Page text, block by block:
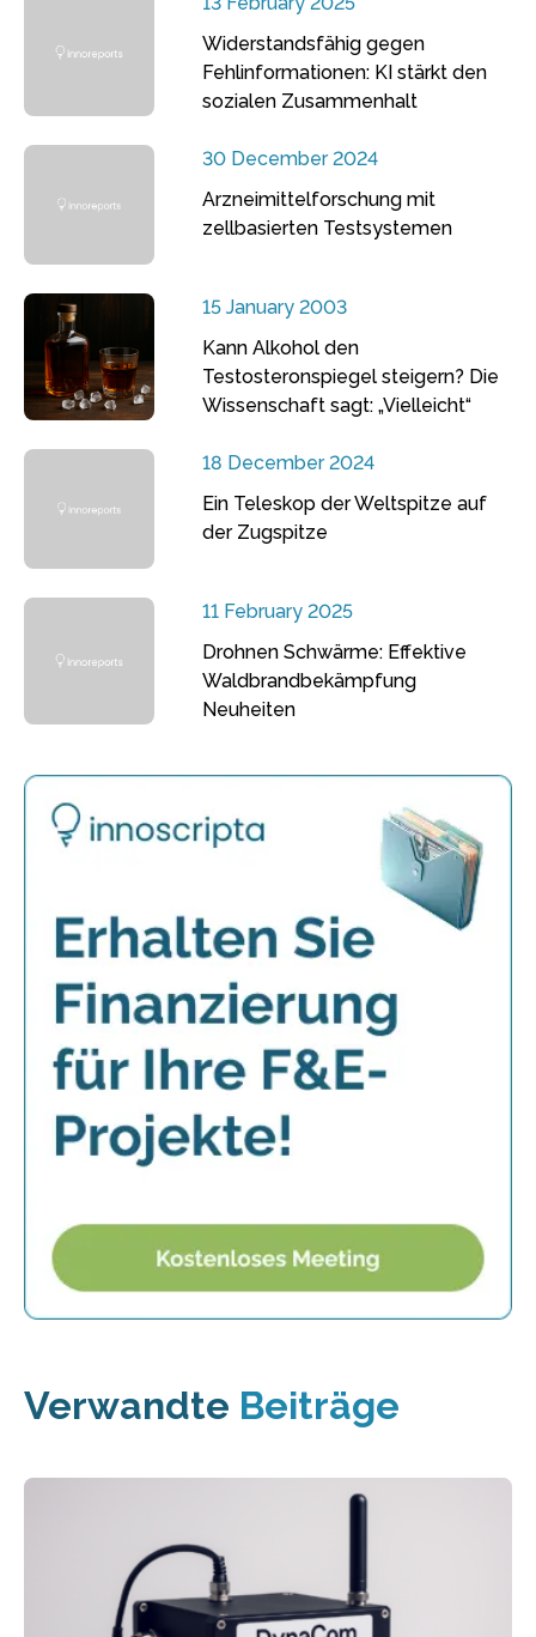
Widerstandsfähig gegen
Fehlinformationen: KI stärkt den
sozialen Zusammenhalt
30 December 2024
Arzneimittelforschung mit
zellbasierten Testsystemen
15 January 2003
Kann Alkohol den
Testosteronspiegel steigern? Die
Wissenschaft sagt: „Vielleicht“
18 December 2024
Ein Teleskop der Weltspitze auf
der Zugspitze
11 February 2025
Drohnen Schwärme: Effektive
Waldbrandbekämpfung
Neuheiten
Verwandte Beiträge